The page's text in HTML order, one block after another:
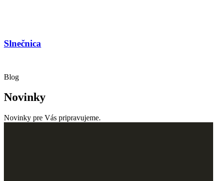
Slnečnica
Blog
Novinky
Novinky pre Vás pripravujeme.